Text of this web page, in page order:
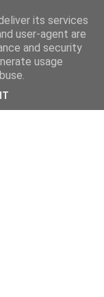
its services
user-agent are
and security
usage